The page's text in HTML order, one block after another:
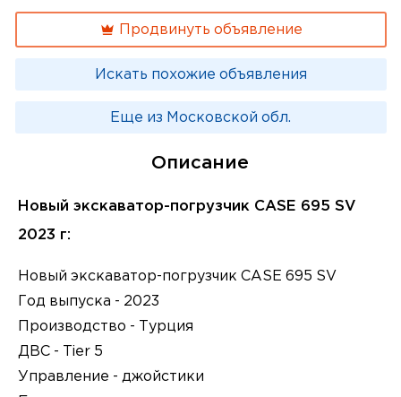
Продвинуть объявление
Искать похожие объявления
Еще из Московской обл.
Описание
Новый экскаватор-погрузчик CASE 695 SV
2023 г:
Новый экскаватор-погрузчик CASE 695 SV
Год выпуска - 2023
Производство - Турция
ДВС - Tier 5
Управление - джойстики